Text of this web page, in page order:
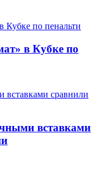
в Кубке по
вставками